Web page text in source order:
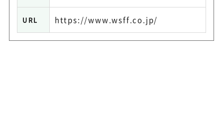
URL https://www.wsff.co.jp/